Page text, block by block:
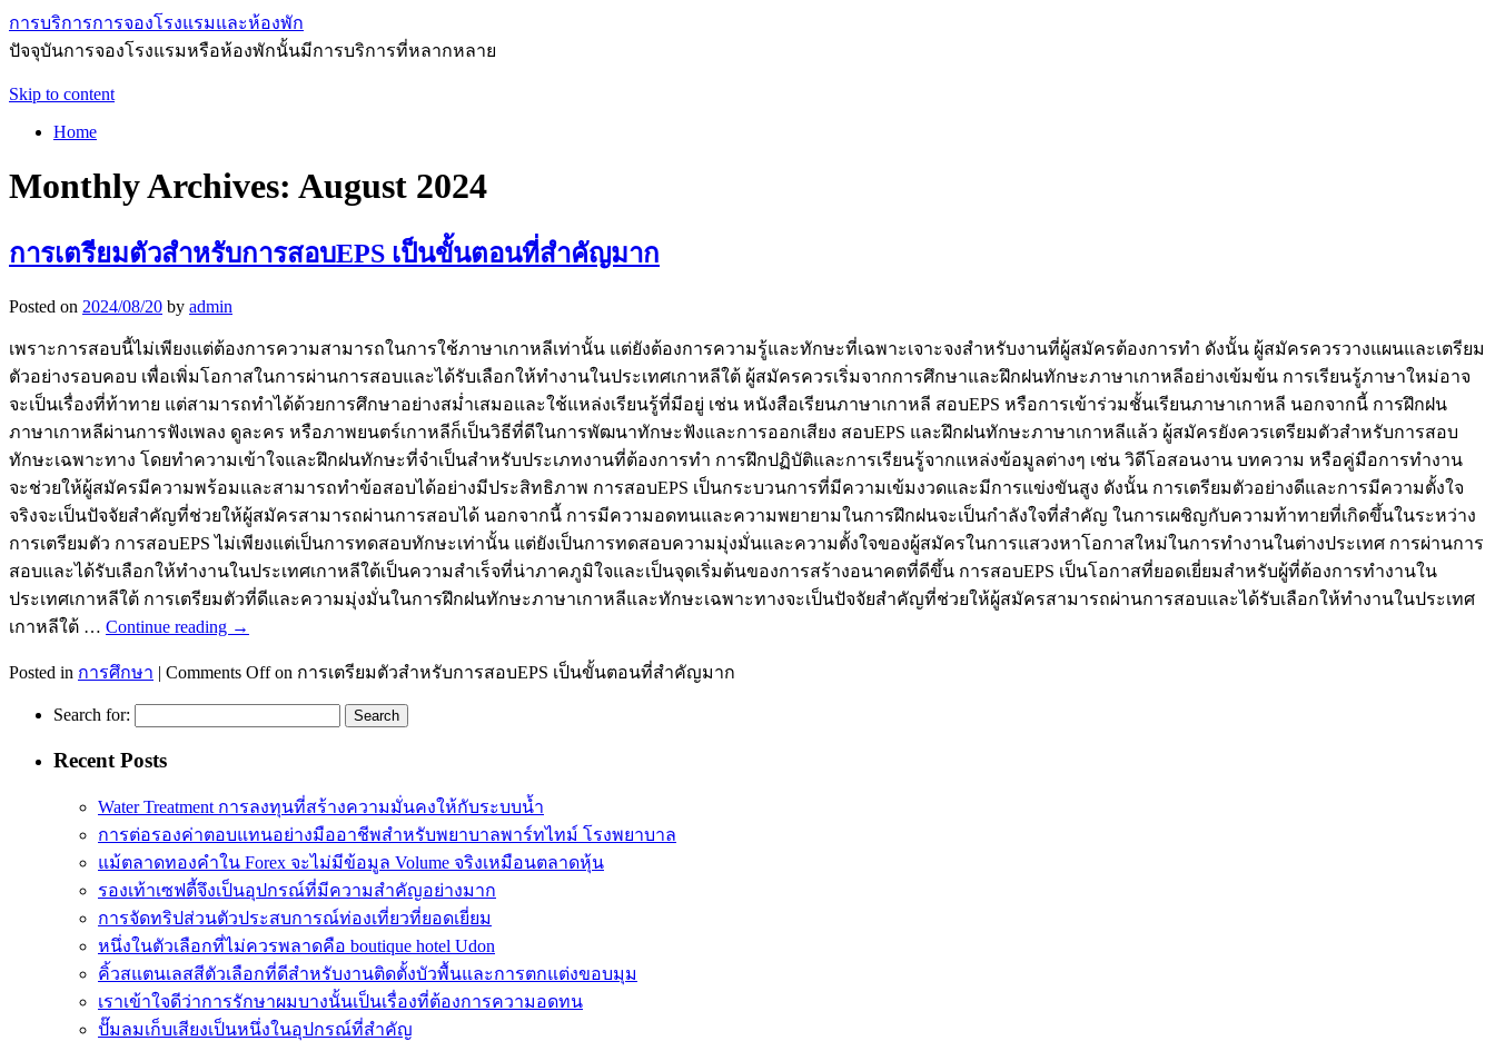
การบริการการจองโรงแรมและห้องพัก
ปัจจุบันการจองโรงแรมหรือห้องพักนั้นมีการบริการที่หลากหลาย
Skip to content
Home
Monthly Archives: August 2024
การเตรียมตัวสำหรับการสอบEPS เป็นขั้นตอนที่สำคัญมาก
Posted on 2024/08/20 by admin
เพราะการสอบนี้ไม่เพียงแต่ต้องการความสามารถในการใช้ภาษาเกาหลีเท่านั้น แต่ยังต้องการความรู้และทักษะที่เฉพาะเจาะจงสำหรับงานที่ผู้สมัครต้องการทำ ดังนั้น ผู้สมัครควรวางแผนและเตรียม
ตัวอย่างรอบคอบ เพื่อเพิ่มโอกาสในการผ่านการสอบและได้รับเลือกให้ทำงานในประเทศเกาหลีใต้ ผู้สมัครควรเริ่มจากการศึกษาและฝึกฝนทักษะภาษาเกาหลีอย่างเข้มข้น การเรียนรู้ภาษาใหม่อาจ
จะเป็นเรื่องที่ท้าทาย แต่สามารถทำได้ด้วยการศึกษาอย่างสม่ำเสมอและใช้แหล่งเรียนรู้ที่มีอยู่ เช่น หนังสือเรียนภาษาเกาหลี สอบEPS หรือการเข้าร่วมชั้นเรียนภาษาเกาหลี นอกจากนี้ การฝึกฝน
ภาษาเกาหลีผ่านการฟังเพลง ดูละคร หรือภาพยนตร์เกาหลีก็เป็นวิธีที่ดีในการพัฒนาทักษะฟังและการออกเสียง สอบEPS และฝึกฝนทักษะภาษาเกาหลีแล้ว ผู้สมัครยังควรเตรียมตัวสำหรับการสอบ
ทักษะเฉพาะทาง โดยทำความเข้าใจและฝึกฝนทักษะที่จำเป็นสำหรับประเภทงานที่ต้องการทำ การฝึกปฏิบัติและการเรียนรู้จากแหล่งข้อมูลต่างๆ เช่น วิดีโอสอนงาน บทความ หรือคู่มือการทำงาน
จะช่วยให้ผู้สมัครมีความพร้อมและสามารถทำข้อสอบได้อย่างมีประสิทธิภาพ การสอบEPS เป็นกระบวนการที่มีความเข้มงวดและมีการแข่งขันสูง ดังนั้น การเตรียมตัวอย่างดีและการมีความตั้งใจ
จริงจะเป็นปัจจัยสำคัญที่ช่วยให้ผู้สมัครสามารถผ่านการสอบได้ นอกจากนี้ การมีความอดทนและความพยายามในการฝึกฝนจะเป็นกำลังใจที่สำคัญ ในการเผชิญกับความท้าทายที่เกิดขึ้นในระหว่าง
การเตรียมตัว การสอบEPS ไม่เพียงแต่เป็นการทดสอบทักษะเท่านั้น แต่ยังเป็นการทดสอบความมุ่งมั่นและความตั้งใจของผู้สมัครในการแสวงหาโอกาสใหม่ในการทำงานในต่างประเทศ การผ่านการ
สอบและได้รับเลือกให้ทำงานในประเทศเกาหลีใต้เป็นความสำเร็จที่น่าภาคภูมิใจและเป็นจุดเริ่มต้นของการสร้างอนาคตที่ดีขึ้น การสอบEPS เป็นโอกาสที่ยอดเยี่ยมสำหรับผู้ที่ต้องการทำงานใน
ประเทศเกาหลีใต้ การเตรียมตัวที่ดีและความมุ่งมั่นในการฝึกฝนทักษะภาษาเกาหลีและทักษะเฉพาะทางจะเป็นปัจจัยสำคัญที่ช่วยให้ผู้สมัครสามารถผ่านการสอบและได้รับเลือกให้ทำงานในประเทศ
เกาหลีใต้ … Continue reading →
Posted in การศึกษา | Comments Offon การเตรียมตัวสำหรับการสอบEPS เป็นขั้นตอนที่สำคัญมาก
Search for:
Recent Posts
Water Treatment การลงทุนที่สร้างความมั่นคงให้กับระบบน้ำ
การต่อรองค่าตอบแทนอย่างมืออาชีพสำหรับพยาบาลพาร์ทไทม์ โรงพยาบาล
แม้ตลาดทองคำใน Forex จะไม่มีข้อมูล Volume จริงเหมือนตลาดหุ้น
รองเท้าเซฟตี้จึงเป็นอุปกรณ์ที่มีความสำคัญอย่างมาก
การจัดทริปส่วนตัวประสบการณ์ท่องเที่ยวที่ยอดเยี่ยม
หนึ่งในตัวเลือกที่ไม่ควรพลาดคือ boutique hotel Udon
คิ้วสแตนเลสสีตัวเลือกที่ดีสำหรับงานติดตั้งบัวพื้นและการตกแต่งขอบมุม
เราเข้าใจดีว่าการรักษาผมบางนั้นเป็นเรื่องที่ต้องการความอดทน
ปั๊มลมเก็บเสียงเป็นหนึ่งในอุปกรณ์ที่สำคัญ